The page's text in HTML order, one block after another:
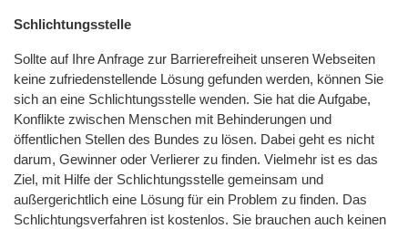
Schlichtungsstelle
Sollte auf Ihre Anfrage zur Barrierefreiheit unseren Webseiten
keine zufriedenstellende Lösung gefunden werden, können Sie
sich an eine Schlichtungsstelle wenden. Sie hat die Aufgabe,
Konflikte zwischen Menschen mit Behinderungen und
öffentlichen Stellen des Bundes zu lösen. Dabei geht es nicht
darum, Gewinner oder Verlierer zu finden. Vielmehr ist es das
Ziel, mit Hilfe der Schlichtungsstelle gemeinsam und
außergerichtlich eine Lösung für ein Problem zu finden. Das
Schlichtungsverfahren ist kostenlos. Sie brauchen auch keinen